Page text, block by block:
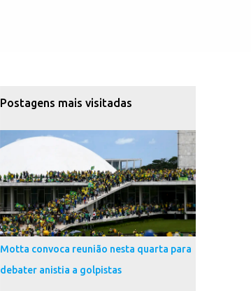
Postagens mais visitadas
Motta convoca reunião nesta quarta para
debater anistia a golpistas